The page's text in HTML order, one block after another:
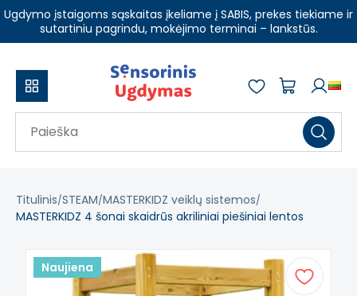
Ugdymo įstaigoms sąskaitas įkeliame į SABIS, prekes tiekiame ir
sutartiniu pagrindu, mokėjimo terminai – lankstūs.
Titulinis STEAM MASTERKIDZ veiklų sistemos
MASTERKIDZ 4 šonai skaidrūs akriliniai piešiniai lentos
Naujiena